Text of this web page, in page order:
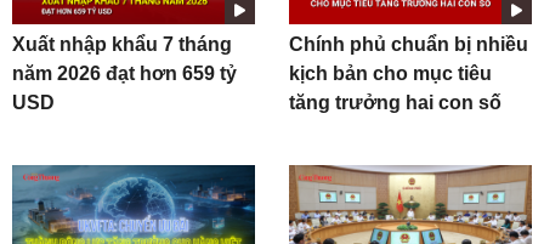
Xuất nhập khẩu 7 tháng
năm 2026 đạt hơn 659 tỷ
USD
Chính phủ chuẩn bị nhiều
kịch bản cho mục tiêu
tăng trưởng hai con số